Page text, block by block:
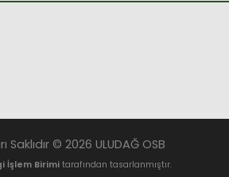
Saklıdır © 2026 ULUDAĞ OSB
İşlem Birimitarafından tasarlanmıştır.